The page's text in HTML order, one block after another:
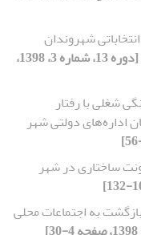
شهروندان
[دوره 13، شماره 3، 1398،
شغلی با رفتار
اداره‌های دولتی شهر
‌ساختاری در شهر‌
به اجتماعات محلی